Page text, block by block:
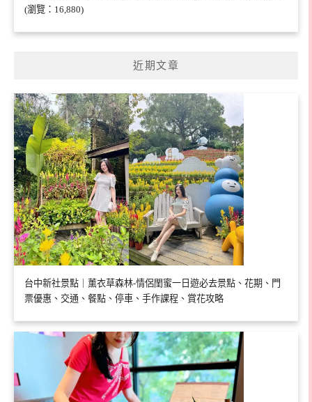
(瀏覽：16,880)
近期文章
台中新社景點｜薰衣草森林-情侶閨蜜一日遊必去景點、花期、門
票優惠、交通、餐點、停車、手作課程、賞花攻略